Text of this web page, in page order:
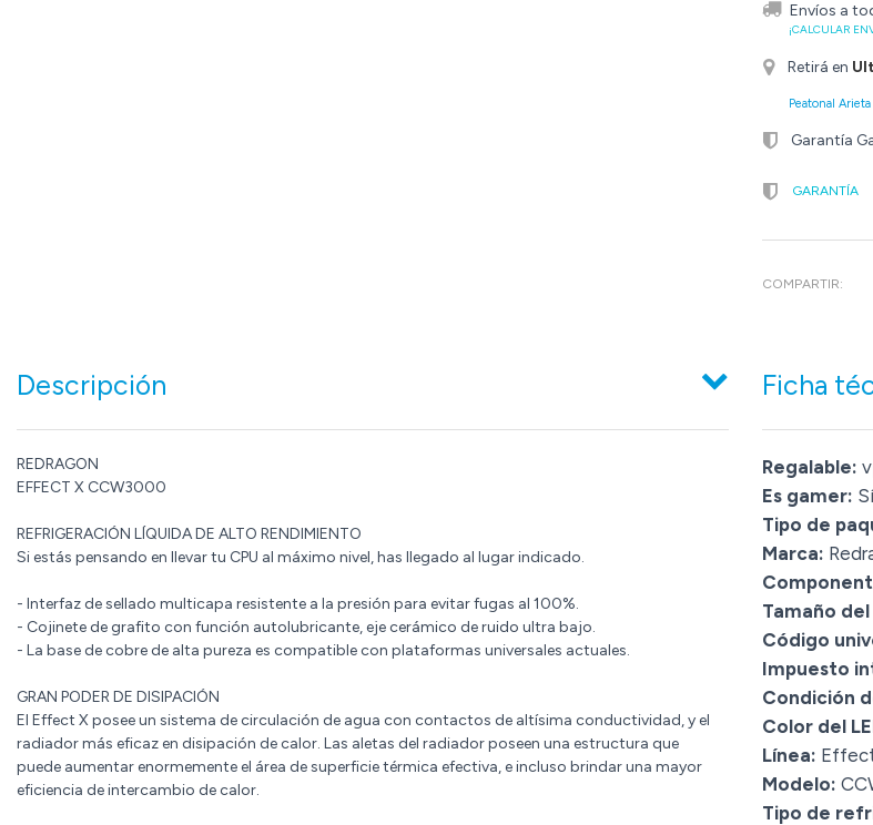
Envíos a
¡CALCULAR
Retirá en
Peatonal
Garantía
GARANTÍA
COMPARTIR:
Descripción
REDRAGON
EFFECT X CCW3000
REFRIGERACIÓN LÍQUIDA DE ALTO RENDIMIENTO
Si estás pensando en llevar tu CPU al máximo nivel, has llegado al lugar indicado.
- Interfaz de sellado multicapa resistente a la presión para evitar fugas al 100%.
- Cojinete de grafito con función autolubricante, eje cerámico de ruido ultra bajo.
- La base de cobre de alta pureza es compatible con plataformas universales actuales.
GRAN PODER DE DISIPACIÓN
El Effect X posee un sistema de circulación de agua con contactos de altísima conductividad, y el
radiador más eficaz en disipación de calor. Las aletas del radiador poseen una estructura que
puede aumentar enormemente el área de superficie térmica efectiva, e incluso brindar una mayor
eficiencia de intercambio de calor.
Ficha
Regalable:
Es gamer: Sí
Tipo de
Marca:
Tamaño
Código
Impuesto
Condición
Color del
Línea:
Modelo:
Tipo de